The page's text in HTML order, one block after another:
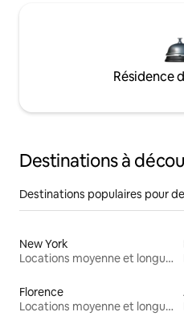
Résidence
Destinations à
Destinations populaires pour
New York
Locations moyenne et longue durée
Florence
Locations moyenne et longue durée